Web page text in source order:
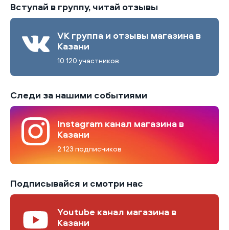
Вступай в группу, читай отзывы
VK группа и отзывы магазина в
Казани
10 120 участников
Следи за нашими событиями
Instagram канал магазина в
Казани
2 123 подписчиков
Подписывайся и смотри нас
Youtube канал магазина в
Казани